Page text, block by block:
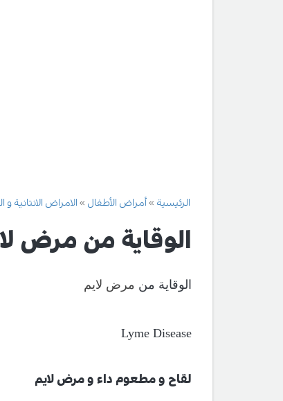
الرئيسية أمراض الأطفال الامراض الانتانية
الوقاية من مرض
الوقاية من مرض لايم
Lyme Disease
لقاح و مطعوم داء و مرض لايم